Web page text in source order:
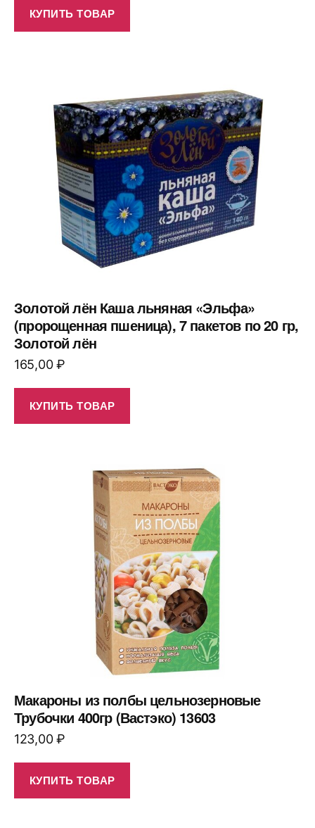
КУПИТЬ ТОВАР
Золотой лён Каша льняная «Эльфа»
(пророщенная пшеница), 7 пакетов по 20 гр,
Золотой лён
165,00₽
КУПИТЬ ТОВАР
Макароны из полбы цельнозерновые
Трубочки 400гр (Вастэко) 13603
123,00₽
КУПИТЬ ТОВАР